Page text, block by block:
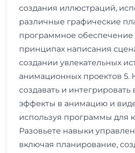
создания иллюстраций,
различные графические
программное обеспечение
принципах написания
создании увлекательных
анимационных проектов 5.
создавать и интегрировать
эффекты в анимацию и
используя программы для
Разовьете навыки
включая планирование,